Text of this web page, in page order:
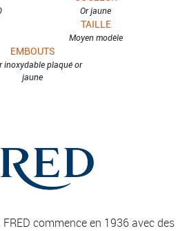
Or jaune
TAILLE
Moyen modèle
EMBOUTS
inoxydable plaqué or
jaune
commence en 1936 avec des